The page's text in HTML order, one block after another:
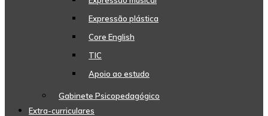
Expressão plástica
Core English
TIC
Apoio ao estudo
Gabinete Psicopedagógico
Extra-curriculares